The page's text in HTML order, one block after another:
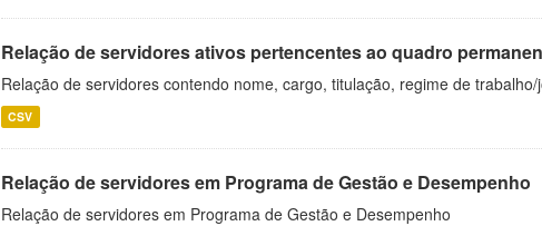
Relação de servidores ativos pertencentes ao quadro
Relação de servidores contendo nome, cargo, titulação, regime de
CSV
Relação de servidores em Programa de Gestão e Desempenho
Relação de servidores em Programa de Gestão e Desempenho